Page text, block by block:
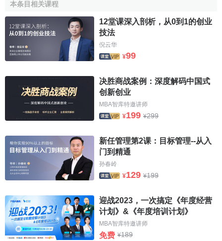
联合国开发计划署在中国的发展项目
包括联合国开发计划署核心支助、中国政府支助、其它赞助
方贡献、全球信托基金如
全球环境基金
的贡献。2001-2005年，联合国开发计划署调动超过2
亿5千万用于支助其在中国的项目。
UNDP战略合作伙伴
近年来，联合国开发计划署大力加强与社会各界的合作
关系，整合对华援助的资源，为千年发展目标的实现做出了
国际金融机构、地区发展银行、私营机构以及联合国系统的
其它机构的关系，并且做好了更充分的准备，帮助中国吸引
人材和经济 援助，并有效地加以使用。
经在中国政府、国际社会、民间社会和私营机构之间建立了
广泛的实质性合作伙伴关系网络。这一关系网络对于帮助中
国实现千年发展目标具有至关重要的作用。开发署驻华代表
处与其合作伙伴所组成的庞大关系网络，致力于政策宣传，
本条目相关课程
12堂课深入剖析，从0到1的创业
技法
倪云华
¥99
决胜商战案例：深度解码中国式
创新创业
MBA智库特邀讲师
¥199 ¥299
新任管理第2课：目标管理--从入
门到精通
孙春岭
¥129 ¥199
迎战2023，一次搞定《年度经营
计划》&《年度培训计划》
MBA智库特邀讲师
免费 ¥189